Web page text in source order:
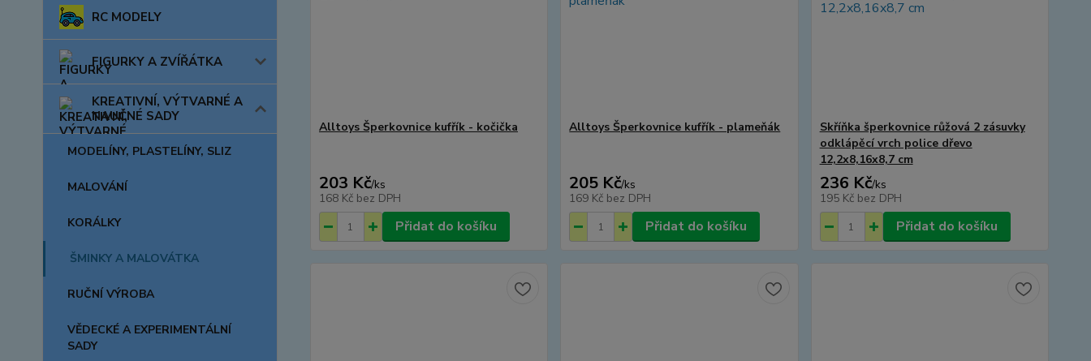
RC MODELY
FIGURKY A ZVÍŘÁTKA
KREATIVNÍ, VÝTVARNÉ A
NAUČNÉ SADY
MODELÍNY, PLASTELÍNY, SLIZ
MALOVÁNÍ
KORÁLKY
ŠMINKY A MALOVÁTKA
RUČNÍ VÝROBA
VĚDECKÉ A EXPERIMENTÁLNÍ
SADY
Alltoys Šperkovnice kufřík - kočička
203 Kč/ks
168 Kč bez DPH
Přidat do košíku
Alltoys Šperkovnice kufřík - plameňák
205 Kč/ks
169 Kč bez DPH
Přidat do košíku
Skříňka šperkovnice růžová 2 zásuvky
odklápěcí vrch police dřevo
12,2x8,16x8,7 cm
236 Kč/ks
195 Kč bez DPH
Přidat do košíku